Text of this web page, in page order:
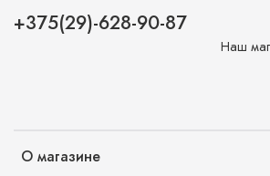
О магазине
+375(29)-628-90-87
Наш